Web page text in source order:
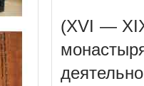
(XVI —